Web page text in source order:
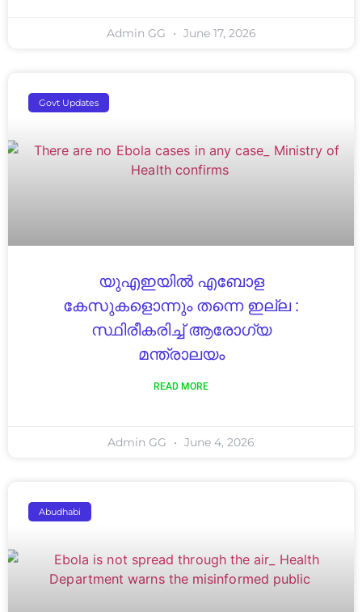
Admin GG June 17, 2026
Govt Updates
യുഎഇയിൽ എബോള
കേസുകളൊന്നും തന്നെ ഇല്ല :
സ്ഥിരീകരിച്ച് ആരോഗ്യ
മന്ത്രാലയം
READ MORE
Admin GG June 4, 2026
Abudhabi